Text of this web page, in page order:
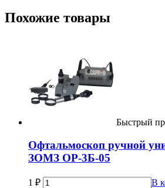
Похожие товары
Быстрый
Офтальмоскоп ручной
ЗОМЗ ОР-3Б-05
1 ₽ В